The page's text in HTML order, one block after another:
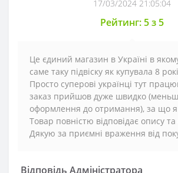
17/03/2024 21:05:04
Рейтинг: 5 з 5
Це єдиний магазин в Україні в
саме таку підвіску як купувала 8
Просто суперові українці тут
заказ прийшов дуже швидко
оформлення до отримання), за що
Товар повністю відповідає опису
Дякую за приємні враження від
Відповідь Адміністратора